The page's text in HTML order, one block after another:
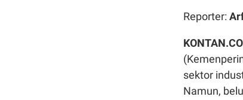
Reporter:
sektor
Namun,